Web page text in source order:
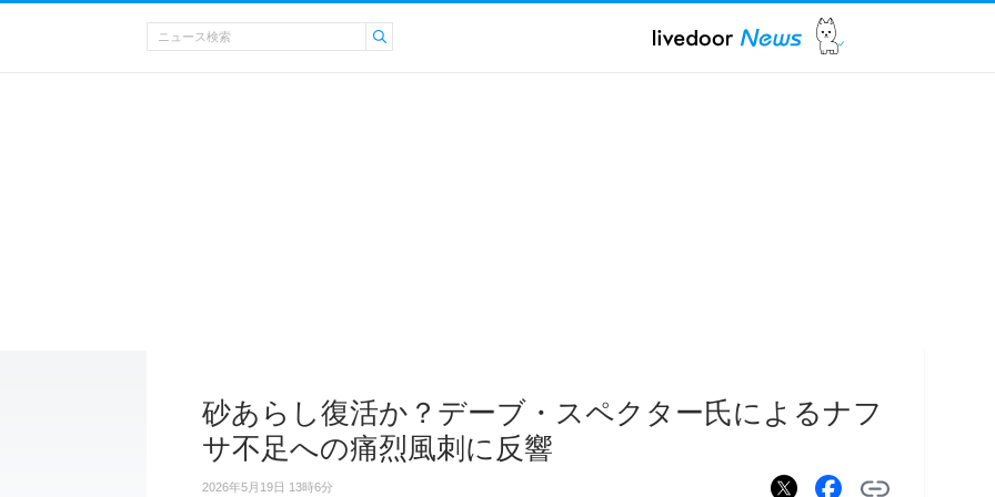
砂あらし復活か？デーブ・スペクター氏によるナフ
サ不足への痛烈風刺に反響
2026年5月19日 13時6分